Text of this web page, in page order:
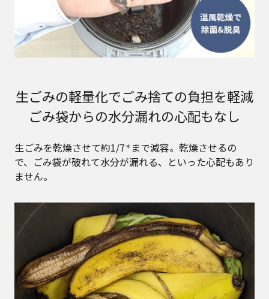
生ごみの軽量化でごみ捨ての負担を軽減
ごみ袋からの水分漏れの心配もなし
生ごみを乾燥させて約1/7 ＊ まで減容。乾燥させるの
で、ごみ袋が破れて水分が漏れる、といった心配もあり
ません。